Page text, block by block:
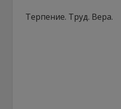
Терпение. Труд. Вера.